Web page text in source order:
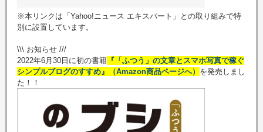
※本リンクは「Yahoo!ニュース エキスパート」との取り組みで特
別に設置しています。
\\\ お知らせ ///
2022年6月30日に初の書籍 『「ふつう」の文章とスマホ写真で稼ぐ
シンプルブログのすすめ』（Amazon商品ページへ） を発売しまし
た！！